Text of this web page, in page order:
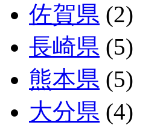
佐賀県 (2)
長崎県 (5)
熊本県 (5)
大分県 (4)